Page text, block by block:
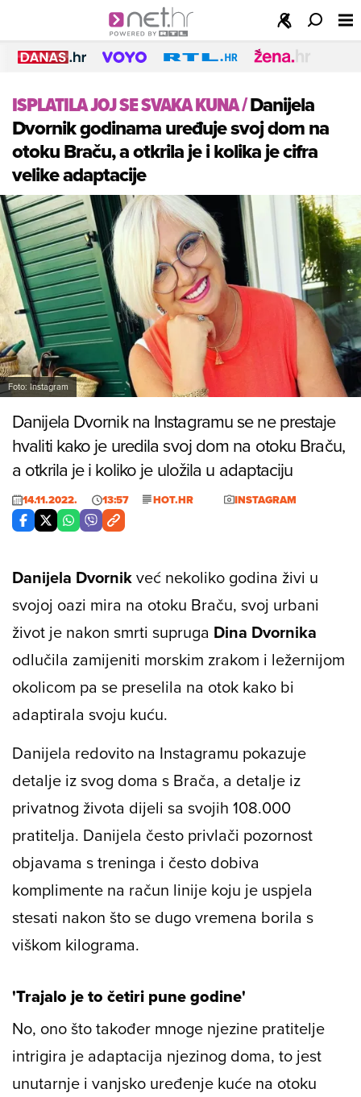
ISPLATILA JOJ SE SVAKA KUNA/Danijela
Dvornik godinama uređuje svoj dom na
otoku Braču, a otkrila je i kolika je cifra
velike adaptacije
Foto: Instagram
Danijela Dvornik na Instagramu se ne prestaje
hvaliti kako je uredila svoj dom na otoku Braču,
a otkrila je i koliko je uložila u adaptaciju
14.11.2022. 13:57 HOT.HR INSTAGRAM
Danijela Dvornikveć nekoliko godina živi u
svojoj oazi mira na otoku Braču, svoj urbani
život je nakon smrti supruga Dina Dvornika
odlučila zamijeniti morskim zrakom i ležernijom
okolicom pa se preselila na otok kako bi
adaptirala svoju kuću.
Danijela redovito na Instagramu pokazuje
detalje iz svog doma s Brača, a detalje iz
privatnog života dijeli sa svojih 108.000
pratitelja. Danijela često privlači pozornost
objavama s treninga i često dobiva
komplimente na račun linije koju je uspjela
stesati nakon što se dugo vremena borila s
viškom kilograma.
'Trajalo je to četiri pune godine'
No, ono što također mnoge njezine pratitelje
intrigira je adaptacija njezinog doma, to jest
unutarnje i vanjsko uređenje kuće na otoku